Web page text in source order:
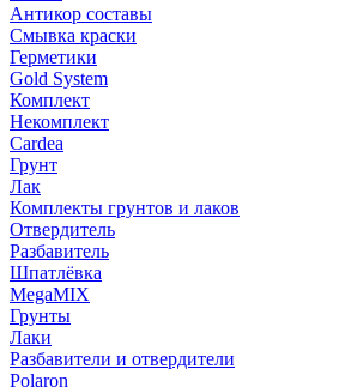
Антикор составы
Смывка краски
Герметики
Gold System
Комплект
Некомплект
Cardea
Грунт
Лак
Комплекты грунтов и лаков
Отвердитель
Разбавитель
Шпатлёвка
MegaMIX
Грунты
Лаки
Разбавители и отвердители
Polaron